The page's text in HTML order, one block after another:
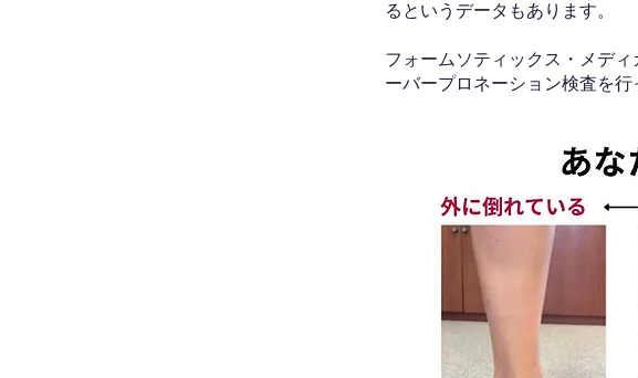
るというデータもあります。
フォームソティックス・メデ
ーバープロネーション検査を行